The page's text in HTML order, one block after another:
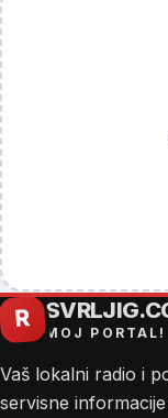
R
MOJ PORTAL!
Vaš lokalni radio i
servisne